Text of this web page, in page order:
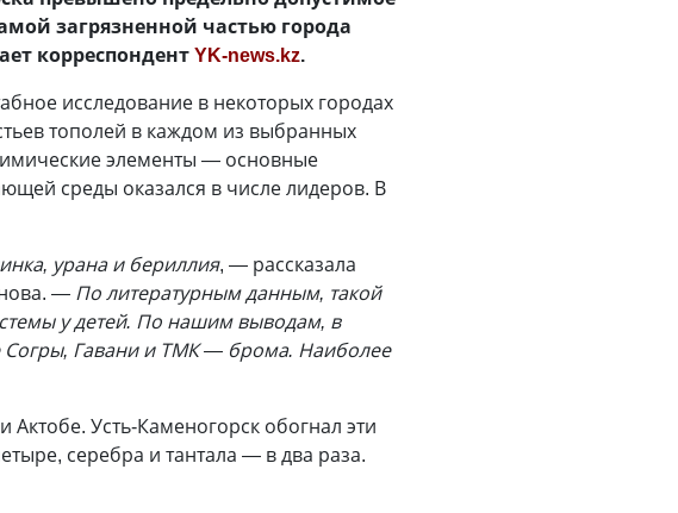
загрязненной частью города
корреспондентYK-news.kz.
исследование в некоторых городах
тополей в каждом из выбранных
элементы — основные
среды оказался в числе лидеров. В
урана и бериллия, — рассказала
— По литературным данным, такой
у детей. По нашим выводам, в
Гавани и ТМК — брома. Наиболее
Усть-Каменогорск обогнал эти
серебра и тантала — в два раза.